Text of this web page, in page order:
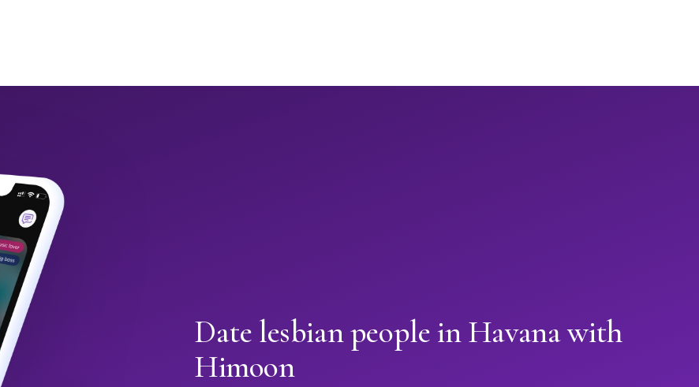
Date lesbian people in Havana with
Himoon